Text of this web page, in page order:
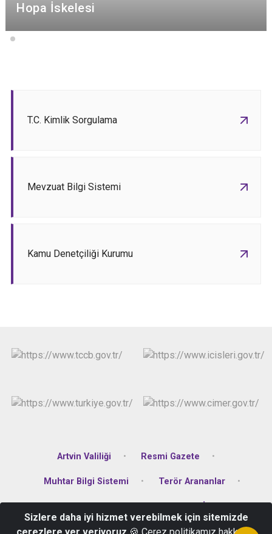
Hopa İskelesi
T.C. Kimlik Sorgulama
Mevzuat Bilgi Sistemi
Kamu Denetçiliği Kurumu
Artvin Valiliği Resmi Gazete
Muhtar Bilgi Sistemi Terör Arananlar
Sizlere daha iyi hizmet verebilmek için sitemizde